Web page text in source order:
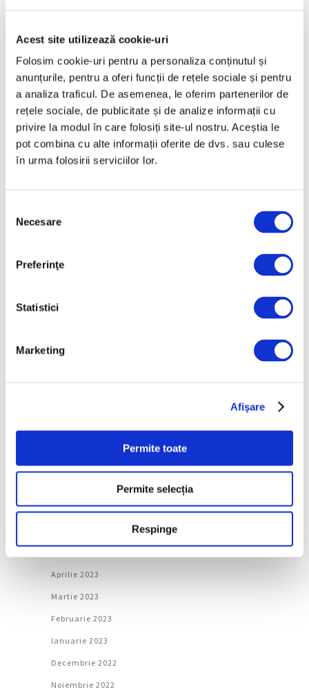
Acest site utilizează cookie-uri
Folosim cookie-uri pentru a personaliza conținutul și
anunțurile, pentru a oferi funcții de rețele sociale și pentru
a analiza traficul. De asemenea, le oferim partenerilor de
rețele sociale, de publicitate și de analize informații cu
privire la modul în care folosiți site-ul nostru. Aceștia le
pot combina cu alte informații oferite de dvs. sau culese
în urma folosirii serviciilor lor.
consimțământului
Necesare
Preferinţe
Statistici
Marketing
Afişare
Permite toate
Permite selecția
Respinge
Aprilie 2025
Martie 2025
Februarie 2025
Ianuarie 2025
Decembrie 2024
Noiembrie 2024
August 2024
Iunie 2024
Aprilie 2024
Februarie 2024
Septembrie 2023
Iulie 2023
Aprilie 2023
Martie 2023
Februarie 2023
Ianuarie 2023
Decembrie 2022
Noiembrie 2022